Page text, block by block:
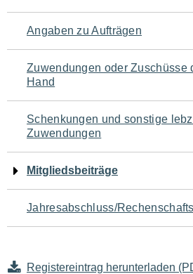
Angaben zu Aufträgen
Zuwendungen oder Zuschüsse
Hand
Schenkungen und sonstige
Zuwendungen
Mitgliedsbeiträge
Jahresabschluss/
Registereintrag herunterladen